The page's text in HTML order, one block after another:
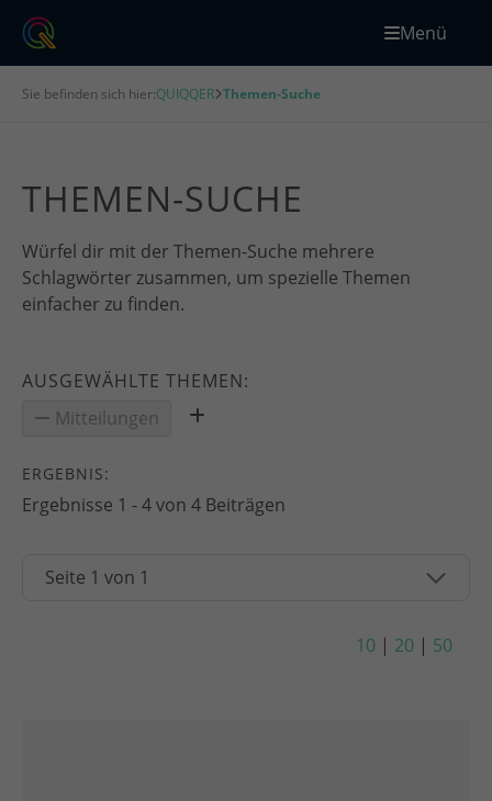
Menü
Sie befinden sich hier:QUIQQER Themen-Suche
THEMEN-SUCHE
Würfel dir mit der Themen-Suche mehrere
Schlagwörter zusammen, um spezielle Themen
einfacher zu finden.
AUSGEWÄHLTE THEMEN:
Mitteilungen
ERGEBNIS:
Ergebnisse 1 - 4 von 4 Beiträgen
10 | 20 | 50